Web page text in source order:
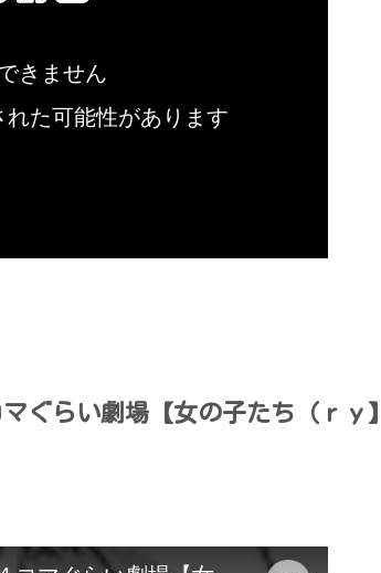
ぐらい劇場【女の子たち（ｒｙ】